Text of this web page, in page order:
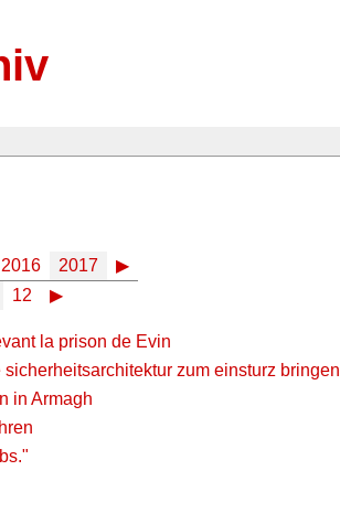
2016 2017
▶
12 ▶
la prison de Evin
zum einsturz bringen
in Armagh